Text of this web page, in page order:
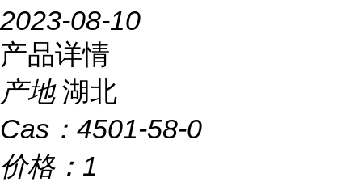
2023-08-10
产品详情
产地 湖北
Cas： 4501-58-0
价格： 1